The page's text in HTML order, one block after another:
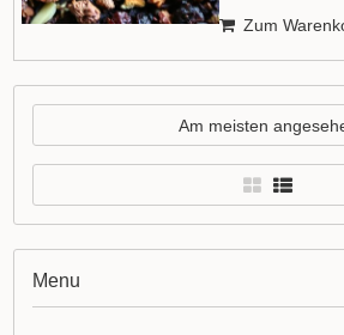
Zum
Am meisten
Menu